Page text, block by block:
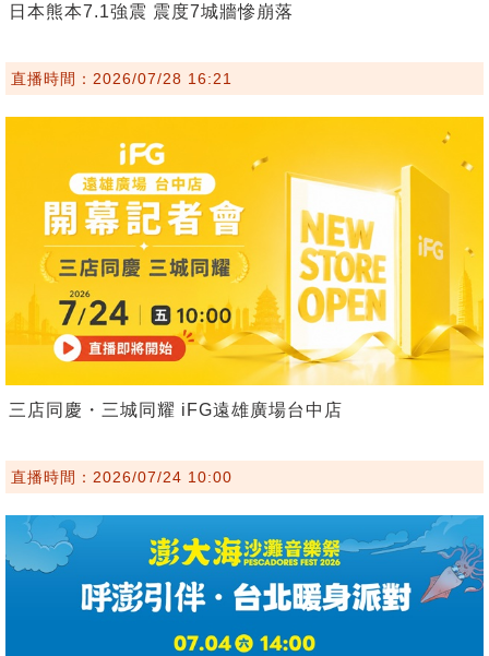
日本熊本7.1強震 震度7城牆慘崩落
直播時間：2026/07/28 16:21
三店同慶・三城同耀 iFG遠雄廣場台中店
直播時間：2026/07/24 10:00